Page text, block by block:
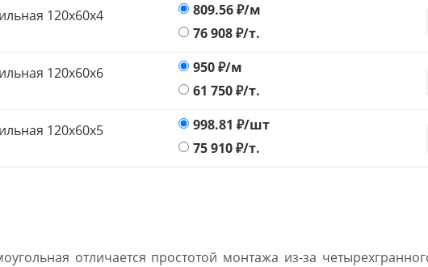
120х60х4 809.56₽/м
76 908₽/т.
120х60х6 950₽/м
61 750₽/т.
120х60х5 998.81 ₽/шт
75 910₽/т.
отличается простотой монтажа из-за